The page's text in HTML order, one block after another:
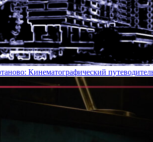
Кинематографический